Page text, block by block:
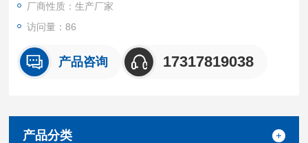
均经无菌采集、标准化处理与严格质量检测。
厂商性质：生产厂家
访问量：86
产品咨询 17317819038
产品分类